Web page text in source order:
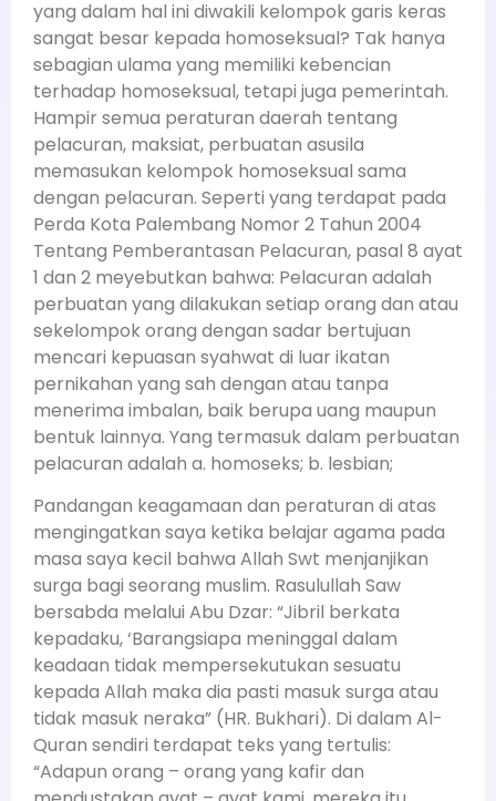
yang dalam hal ini diwakili kelompok garis keras
sangat besar kepada homoseksual? Tak hanya
sebagian ulama yang memiliki kebencian
terhadap homoseksual, tetapi juga pemerintah.
Hampir semua peraturan daerah tentang
pelacuran, maksiat, perbuatan asusila
memasukan kelompok homoseksual sama
dengan pelacuran. Seperti yang terdapat pada
Perda Kota Palembang Nomor 2 Tahun 2004
Tentang Pemberantasan Pelacuran, pasal 8 ayat
1 dan 2 meyebutkan bahwa: Pelacuran adalah
perbuatan yang dilakukan setiap orang dan atau
sekelompok orang dengan sadar bertujuan
mencari kepuasan syahwat di luar ikatan
pernikahan yang sah dengan atau tanpa
menerima imbalan, baik berupa uang maupun
bentuk lainnya. Yang termasuk dalam perbuatan
pelacuran adalah a. homoseks; b. lesbian;
Pandangan keagamaan dan peraturan di atas
mengingatkan saya ketika belajar agama pada
masa saya kecil bahwa Allah Swt menjanjikan
surga bagi seorang muslim. Rasulullah Saw
bersabda melalui Abu Dzar: “Jibril berkata
kepadaku, ‘Barangsiapa meninggal dalam
keadaan tidak mempersekutukan sesuatu
kepada Allah maka dia pasti masuk surga atau
tidak masuk neraka” (HR. Bukhari). Di dalam Al-
Quran sendiri terdapat teks yang tertulis:
“Adapun orang – orang yang kafir dan